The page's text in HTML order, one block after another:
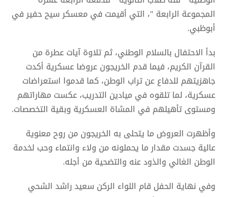
المجموعة الرابعة "، التي أقيمت في معسكر سيح حفير في
أبوظبي.
بدأ الاحتفال بالسلام الوطني، ثم تلاوة آيات عطرة من
القرآن الكريم، فيما قدم الخريجون عروضا عسكرية أكدت
جاهزيتهم للدفاع عن تراب الوطن، كما قدموا استعراضات
عسكرية، لما تلقوه في ميادين التدريب، عكست مهاراتهم
ومستوى تأهيلهم في المشاة العسكرية وبقية التخصصات.
وأظهرت العروض ما يتحلى به الخريجون من روح معنوية
عالية جسدت مقدار ما يحملونه من ولاء وانتماء وحب لخدمة
الوطن الغالي والذود عنه والتضحية من أجله.
وفي نهاية الحفل قام اللواء الركن سعيد راشد الشحي